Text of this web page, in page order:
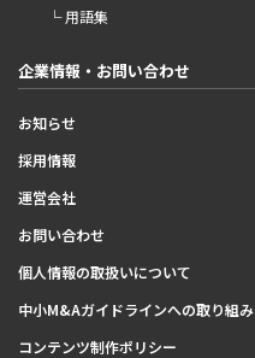
└ 用語集
企業情報・お問い合わせ
お知らせ
採用情報
運営会社
お問い合わせ
個人情報の取扱いについて
中小M&Aガイドラインへの取り組み
コンテンツ制作ポリシー